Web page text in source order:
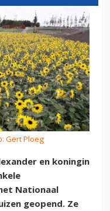
Gert Ploeg
en koningin
Nationaal
geopend. Ze